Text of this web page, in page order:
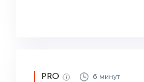
СМИ и их
службам важно чаще
PRO 6 минут